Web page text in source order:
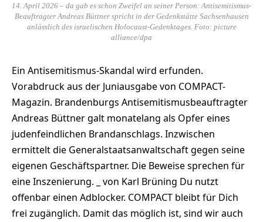
14. April 2026 – da gab es schon Zweifel an seiner Person: Antisemitismus-
Beauftragter Andreas Büttner spricht in der Gedenkstätte Sachsenhausen
anlässlich des israelischen Holocaust-Gedenktages. Foto: picture
alliance/dpa
Ein Antisemitismus-Skandal wird erfunden.
Vorabdruck aus der Juniausgabe von COMPACT-
Magazin. Brandenburgs Antisemitismusbeauftragter
Andreas Büttner galt monatelang als Opfer eines
judenfeindlichen Brandanschlags. Inzwischen
ermittelt die Generalstaatsanwaltschaft gegen seine
eigenen Geschäftspartner. Die Beweise sprechen für
eine Inszenierung. _ von Karl Brüning Du nutzt
offenbar einen Adblocker. COMPACT bleibt für Dich
frei zugänglich. Damit das möglich ist, sind wir auch